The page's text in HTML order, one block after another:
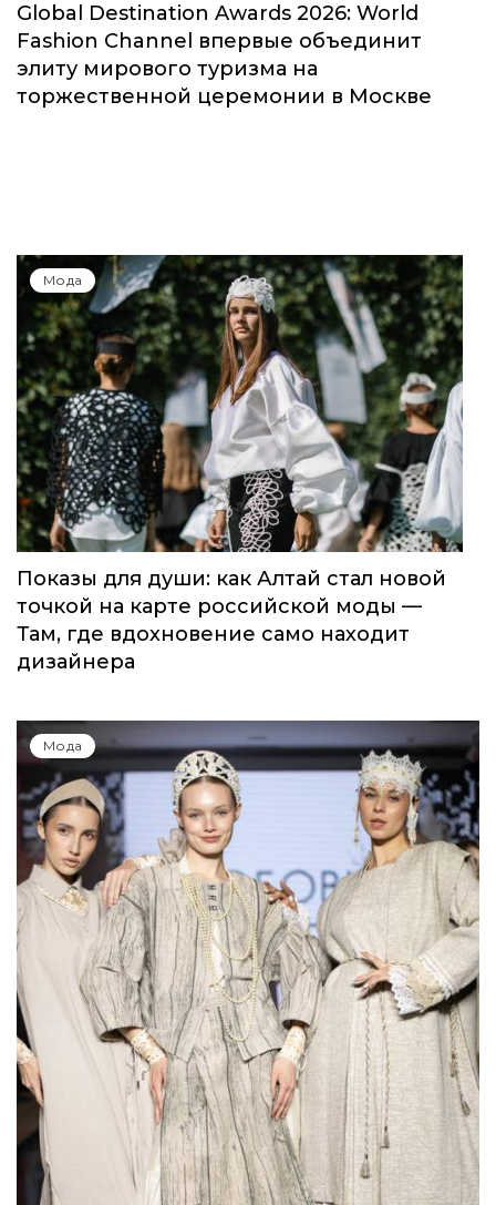
Global Destination Awards 2026: World
Fashion Channel впервые объединит
элиту мирового туризма на
торжественной церемонии в Москве
Мода
Показы для души: как Алтай стал новой
точкой на карте российской моды —
Там, где вдохновение само находит
дизайнера
Мода